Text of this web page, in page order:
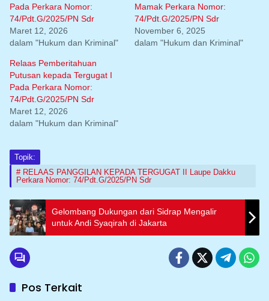
Pada Perkara Nomor:
74/Pdt.G/2025/PN Sdr
Maret 12, 2026
dalam "Hukum dan Kriminal"
Mamak Perkara Nomor:
74/Pdt.G/2025/PN Sdr
November 6, 2025
dalam "Hukum dan Kriminal"
Relaas Pemberitahuan
Putusan kepada Tergugat I
Pada Perkara Nomor:
74/Pdt.G/2025/PN Sdr
Maret 12, 2026
dalam "Hukum dan Kriminal"
Topik:
RELAAS PANGGILAN KEPADA TERGUGAT II Laupe Dakku
Perkara Nomor: 74/Pdt.G/2025/PN Sdr
Gelombang Dukungan dari Sidrap Mengalir
untuk Andi Syaqirah di Jakarta
Pos Terkait